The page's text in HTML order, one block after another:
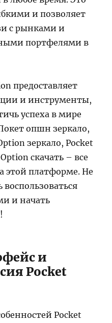
и позволяет
с рынками и
портфелями в
предоставляет
и инструменты,
успеха в мире
опшн зеркало,
зеркало, Pocket
скачать – все
этой платформе. Не
и начать
и
Pocket
Pocket